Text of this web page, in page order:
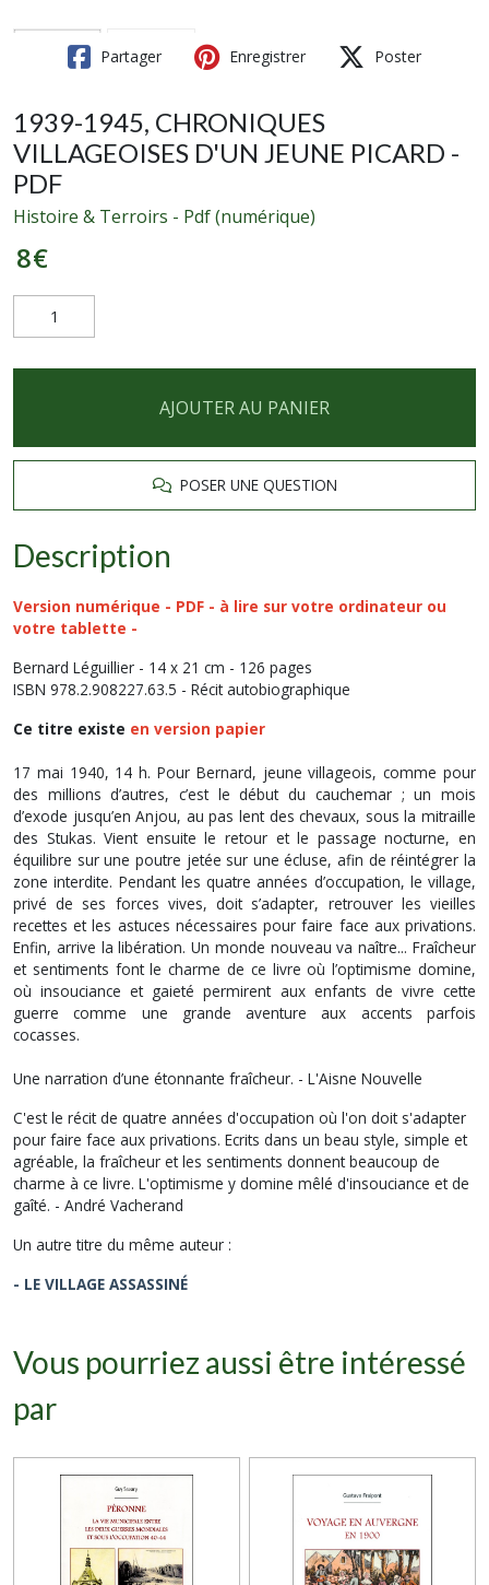
Partager Enregistrer Poster
1939-1945, CHRONIQUES
VILLAGEOISES D'UN JEUNE PICARD -
PDF
Histoire & Terroirs - Pdf (numérique)
8€
AJOUTER AU PANIER
POSER UNE QUESTION
Description
Version numérique - PDF - à lire sur votre ordinateur ou
votre tablette -
Bernard Léguillier - 14 x 21 cm - 126 pages
ISBN 978.2.908227.63.5 - Récit autobiographique
Ce titre existe en version papier
17 mai 1940, 14 h. Pour Bernard, jeune villageois, comme pour
des millions d’autres, c’est le début du cauchemar ; un mois
d’exode jusqu’en Anjou, au pas lent des chevaux, sous la mitraille
des Stukas. Vient ensuite le retour et le passage nocturne, en
équilibre sur une poutre jetée sur une écluse, afin de réintégrer la
zone interdite. Pendant les quatre années d’occupation, le village,
privé de ses forces vives, doit s’adapter, retrouver les vieilles
recettes et les astuces nécessaires pour faire face aux privations.
Enfin, arrive la libération. Un monde nouveau va naître... Fraîcheur
et sentiments font le charme de ce livre où l’optimisme domine,
où insouciance et gaieté permirent aux enfants de vivre cette
guerre comme une grande aventure aux accents parfois
cocasses.
Une narration d’une étonnante fraîcheur. - L'Aisne Nouvelle
C'est le récit de quatre années d'occupation où l'on doit s'adapter
pour faire face aux privations. Ecrits dans un beau style, simple et
agréable, la fraîcheur et les sentiments donnent beaucoup de
charme à ce livre. L'optimisme y domine mêlé d'insouciance et de
gaîté. - André Vacherand
Un autre titre du même auteur :
- LE VILLAGE ASSASSINÉ
Vous pourriez aussi être intéressé
par